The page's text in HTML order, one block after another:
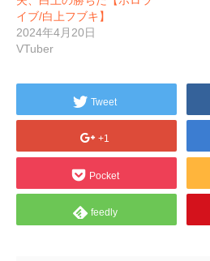
イブ/白上フブキ】
2024年4月20日
VTuber
Tweet
+1
Pocket
feedly